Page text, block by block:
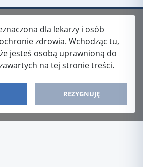
dla lekarzy i osób
zdrowia. Wchodząc tu,
jesteś osobą uprawnioną do
na tej stronie treści.
REZYGNUJĘ